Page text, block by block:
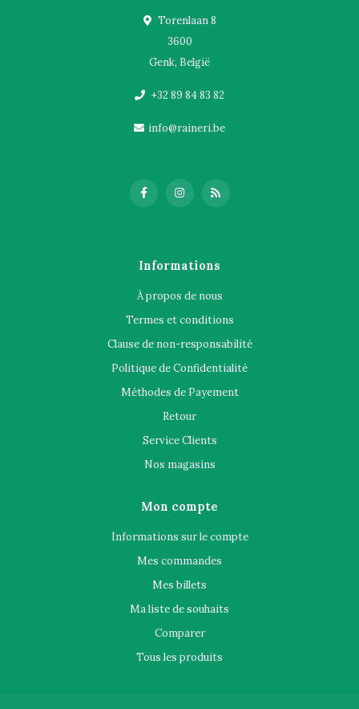
Torenlaan 8
3600
Genk, België
+32 89 84 83 82
info@raineri.be
Informations
À propos de nous
Termes et conditions
Clause de non-responsabilité
Politique de Confidentialité
Méthodes de Payement
Retour
Service Clients
Nos magasins
Mon compte
Informations sur le compte
Mes commandes
Mes billets
Ma liste de souhaits
Comparer
Tous les produits